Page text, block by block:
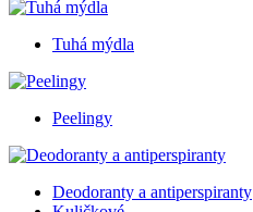
Tuhá mýdla
Peelingy
Deodoranty a antiperspiranty